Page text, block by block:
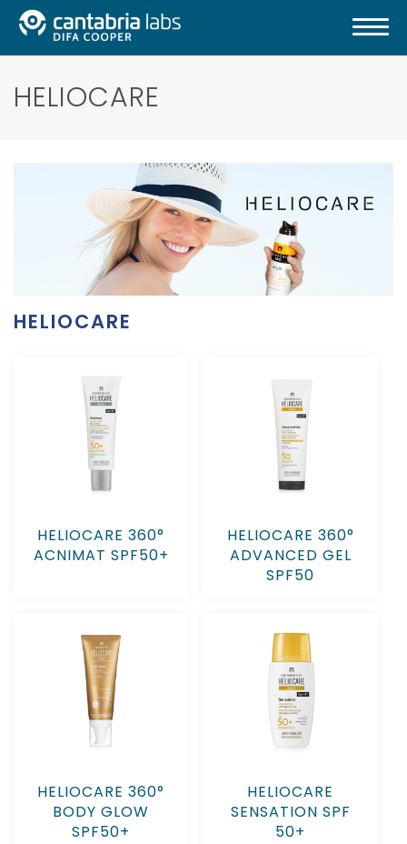
HELIOCARE
HELIOCARE
HELIOCARE 360°
ACNIMAT SPF50+
HELIOCARE 360°
ADVANCED GEL
SPF50
HELIOCARE 360°
BODY GLOW
SPF50+
HELIOCARE
SENSATION SPF
50+